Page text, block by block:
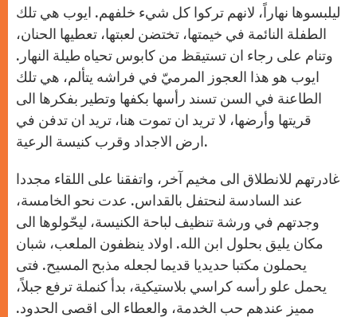
ليلبسوها نهاراً، لانهم تركوا كل شيء خلفهم. ايوب هي تلك
الطفلة النائمة في خيمتها، تختضن لعبتها، تعطيها الحنان،
وتنام على رجاء ان تستيقظ من كابوس تحياه طيلة النهار.
ايوب هو هذا العجوز المرميّ في فراشه يتألم، هي تلك
الطاعنة في السن تسند رأسها بكفها وتطير بفكرها الى
قريتها وأرضها، لا تريد ان تموت هنا، تريد ان تدفن في
ارض الاجداد وقرب كنيسة الرعية.
غادرتهم للانطلاق الى مخيم آخر، واتفقنا على اللقاء مجددا
عند السادسة لنحتفل بالقداس. عدت نحو الخامسة،
وجدتهم في ورشة تنظيف لباحة الكنيسة، ليحّولوها الى
مكان يليق بحلول ابن الله. اولاد ينظفون الملعب، شبان
يحملون مكتبا حديديا قديما لجعله مذبح المسيح. فتى
يحمل علو رأسه كراسي بلاستيكية، بدأ كنملة ترفع جبلاً،
مميز عندهم حب الخدمة، والعطاء الى اقصى الحدود.